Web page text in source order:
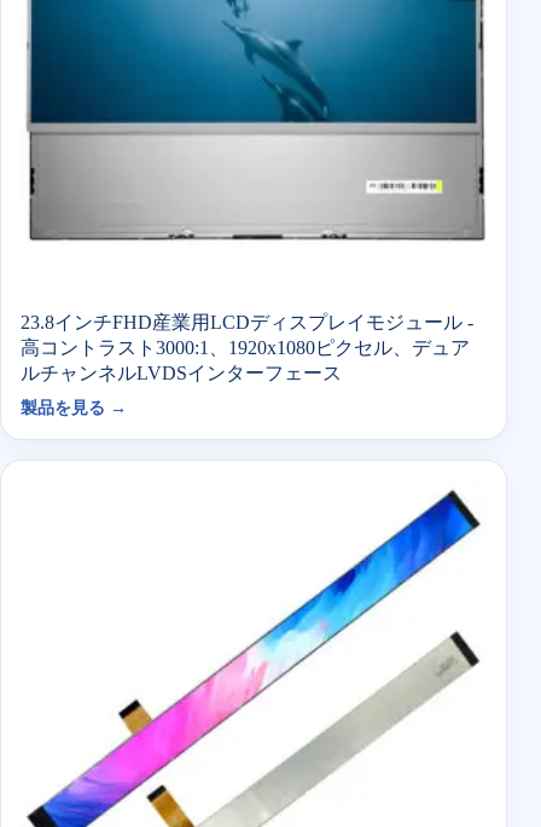
23.8インチFHD産業用LCDディスプレイモジュール -
高コントラスト3000:1、1920x1080ピクセル、デュア
ルチャンネルLVDSインターフェース
製品を見る →